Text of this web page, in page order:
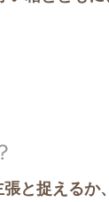
と捉えるか